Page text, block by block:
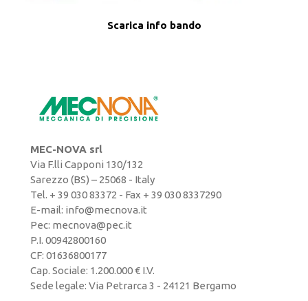
Scarica info bando
MEC-NOVA srl
Via F.lli Capponi 130/132
Sarezzo (BS) – 25068 - Italy
Tel. + 39 030 83372 - Fax + 39 030 8337290
E-mail: info@mecnova.it
Pec: mecnova@pec.it
P.I. 00942800160
CF: 01636800177
Cap. Sociale: 1.200.000 € I.V.
Sede legale: Via Petrarca 3 - 24121 Bergamo